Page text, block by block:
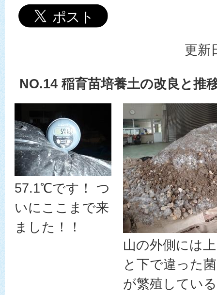
更新
NO.14 稲育苗培養土の改良と推
57.1℃です！ つ
いにここまで来
ました！！
山の外側には上
と下で違った菌
が繁殖している